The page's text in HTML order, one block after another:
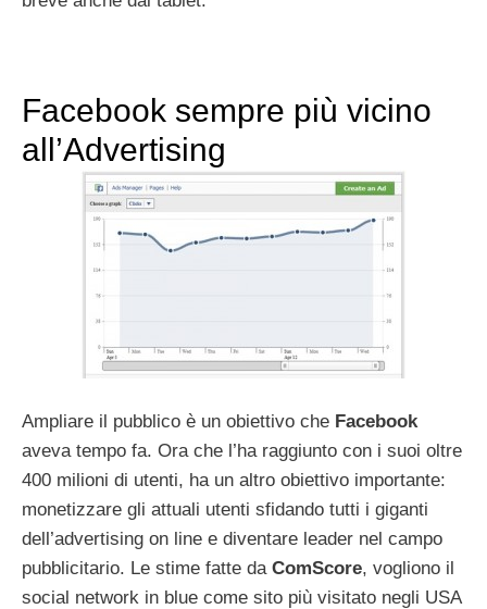
Facebook sempre più vicino
all’Advertising
Ampliare il pubblico è un obiettivo che Facebook
aveva tempo fa. Ora che l’ha raggiunto con i suoi oltre
400 milioni di utenti, ha un altro obiettivo importante:
monetizzare gli attuali utenti sfidando tutti i giganti
dell’advertising on line e diventare leader nel campo
pubblicitario. Le stime fatte da ComScore, vogliono il
social network in blue come sito più visitato negli USA